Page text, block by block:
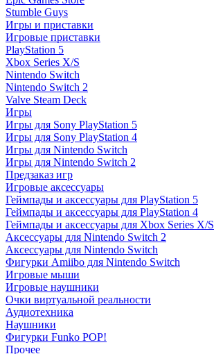
Stumble Guys
Игры и приставки
Игровые приставки
PlayStation 5
Xbox Series X/S
Nintendo Switch
Nintendo Switch 2
Valve Steam Deck
Игры
Игры для Sony PlayStation 5
Игры для Sony PlayStation 4
Игры для Nintendo Switch
Игры для Nintendo Switch 2
Предзаказ игр
Игровые аксессуары
Геймпады и аксессуары для PlayStation 5
Геймпады и аксессуары для PlayStation 4
Геймпады и аксессуары для Xbox Series X/S
Аксессуары для Nintendo Switch 2
Аксессуары для Nintendo Switch
Фигурки Amiibo для Nintendo Switch
Игровые мыши
Игровые наушники
Очки виртуальной реальности
Аудиотехника
Наушники
Фигурки Funko POP!
Прочее